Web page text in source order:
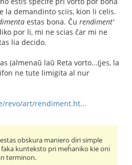
la demandinto sciis, kion li celis.
estas bona. Ĉu rendiment'
por li, mi ne scias ĉar mi ne
lia decido.
(almenaŭ laŭ Reta vorto...(jes, la
ne tute limigita al nur
revo/art/rendiment.ht...
obskura maniero diri simple
kunteksto pri meĥaniko kie oni
terminon.